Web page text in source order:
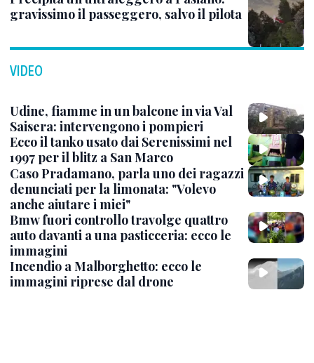
gravissimo il passeggero, salvo il pilota
VIDEO
Udine, fiamme in un balcone in via Val
Saisera: intervengono i pompieri
Ecco il tanko usato dai Serenissimi nel
1997 per il blitz a San Marco
Caso Pradamano, parla uno dei ragazzi
denunciati per la limonata: "Volevo
anche aiutare i miei"
Bmw fuori controllo travolge quattro
auto davanti a una pasticceria: ecco le
immagini
Incendio a Malborghetto: ecco le
immagini riprese dal drone